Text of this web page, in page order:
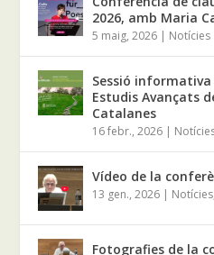
2026, amb Maria
5 maig, 2026 | Notícies
Sessió
Estudis Avançats
Catalanes
16 febr., 2026 |
Vídeo de la
13 gen., 2026 | Notícies
Fotografies de la